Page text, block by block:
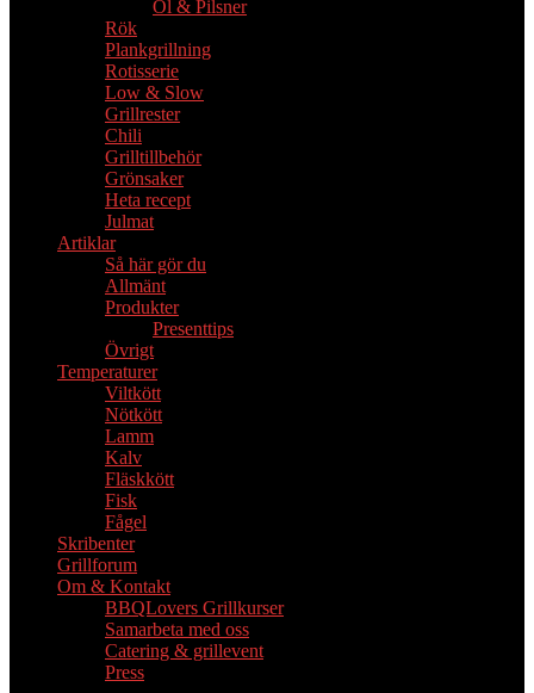
Öl & Pilsner
Rök
Plankgrillning
Rotisserie
Low & Slow
Grillrester
Chili
Grilltillbehör
Grönsaker
Heta recept
Julmat
Artiklar
Så här gör du
Allmänt
Produkter
Presenttips
Övrigt
Temperaturer
Viltkött
Nötkött
Lamm
Kalv
Fläskkött
Fisk
Fågel
Skribenter
Grillforum
Om & Kontakt
BBQLovers Grillkurser
Samarbeta med oss
Catering & grillevent
Press